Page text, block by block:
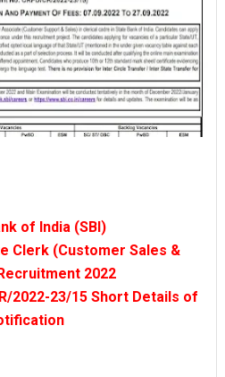
of India (SBI)
Clerk (Customer Sales &
2022
2022-23/15 Short Details of